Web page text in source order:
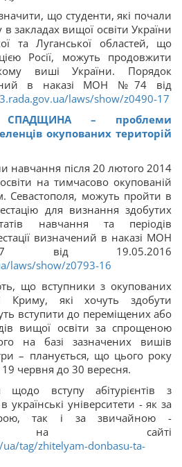
що студенти, які почали
закладах вищої освіти України
та Луганської областей, що
Росії, можуть продовжити
виші України. Порядок
в наказі МОН №74 від
laws/show/z0490-17
СПАДЩИНА – проблеми
окупованих територій
навчання після 20 лютого 2014
на тимчасово окупованій
Севастополя, можуть пройти в
для визнання здобутих
навчання та періодів
визначений в наказі МОН
19.05.2016
laws/show/z0793-16
що вступники з окупованих
Криму, які хочуть здобути
вступити до переміщених або
вищої освіти за спрощеною
на базі зазначених вишів
– планується, що цього року
червня до 30 вересня.
щодо вступу абітурієнтів з
українські університети - як за
так і за звичайною -
на сайті
tag/zhitelyam-donbasu-ta-